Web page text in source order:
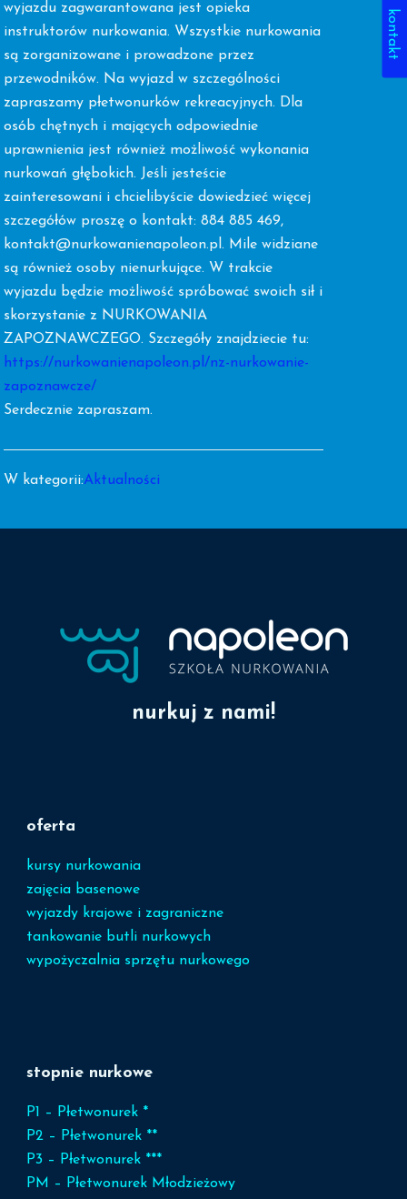
kontakt
wyjazdu zagwarantowana jest opieka
instruktorów nurkowania. Wszystkie nurkowania
są zorganizowane i prowadzone przez
przewodników. Na wyjazd w szczególności
zapraszamy płetwonurków rekreacyjnych. Dla
osób chętnych i mających odpowiednie
uprawnienia jest również możliwość wykonania
nurkowań głębokich. Jeśli jesteście
zainteresowani i chcielibyście dowiedzieć więcej
szczegółów proszę o kontakt: 884 885 469,
kontakt@nurkowanienapoleon.pl. Mile widziane
są również osoby nienurkujące. W trakcie
wyjazdu będzie możliwość spróbować swoich sił i
skorzystanie z NURKOWANIA
ZAPOZNAWCZEGO. Szczegóły znajdziecie tu:
https://nurkowanienapoleon.pl/nz-nurkowanie-
zapoznawcze/
Serdecznie zapraszam.
W kategorii:Aktualności
nurkuj z nami!
oferta
kursy nurkowania
zajęcia basenowe
wyjazdy krajowe i zagraniczne
tankowanie butli nurkowych
wypożyczalnia sprzętu nurkowego
stopnie nurkowe
P1 – Płetwonurek *
P2 – Płetwonurek **
P3 – Płetwonurek ***
PM – Płetwonurek Młodzieżowy